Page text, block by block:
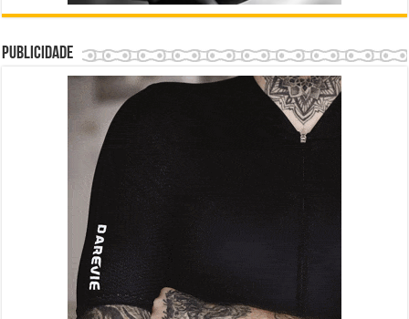
Publicidade